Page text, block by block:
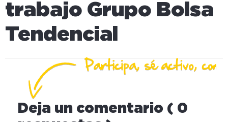
trabajo Grupo Bolsa
Tendencial
Deja un comentario ( 0